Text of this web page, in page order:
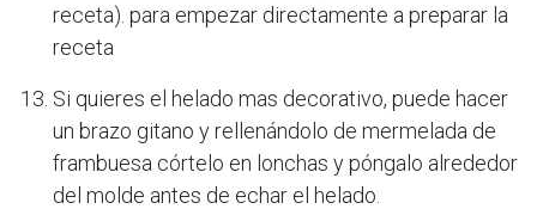
receta). para empezar directamente a preparar la
receta
Si quieres el helado mas decorativo, puede hacer
un brazo gitano y rellenándolo de mermelada de
frambuesa córtelo en lonchas y póngalo alrededor
del molde antes de echar el helado.